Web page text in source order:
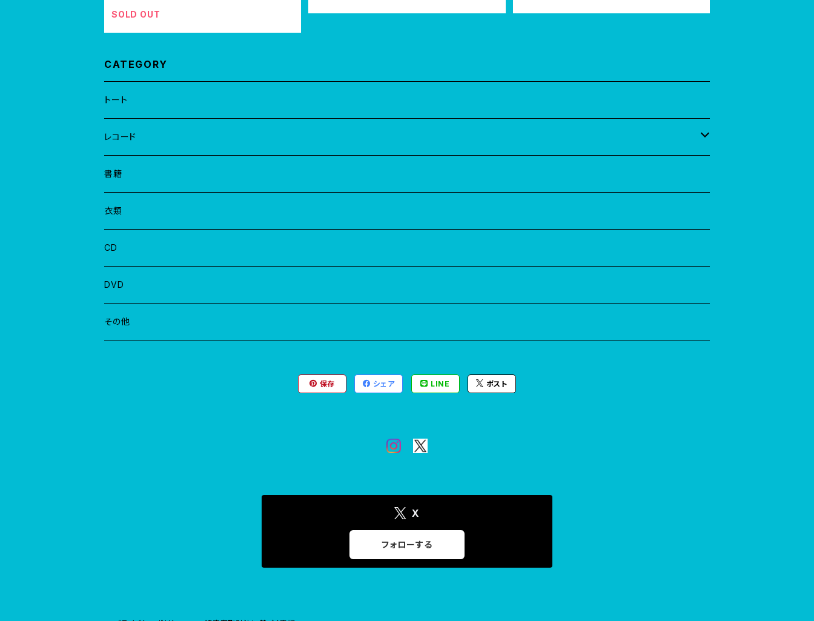
SOLD OUT
CATEGORY
トート
レコード
EP
LP
書籍
衣類
CD
DVD
その他
保存 シェア LINE ポスト
X
フォローする